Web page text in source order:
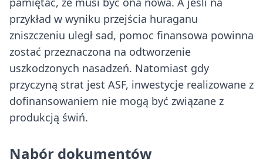
przykład w wyniku przejścia huraganu
zniszczeniu uległ sad, pomoc finansowa powinna
zostać przeznaczona na odtworzenie
uszkodzonych nasadzeń. Natomiast gdy
przyczyną strat jest ASF, inwestycje realizowane z
dofinansowaniem nie mogą być związane z
produkcją świń.
Nabór dokumentów